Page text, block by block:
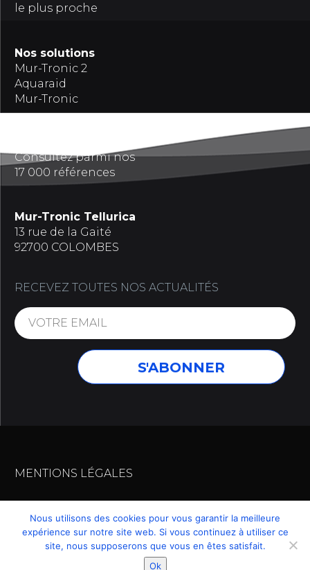
le plus proche
Nos solutions
Mur-Tronic 2
Aquaraid
Mur-Tronic
Consultez parmi nos
17 000 références
Mur-Tronic Tellurica
13 rue de la Gaité
92700 COLOMBES
RECEVEZ TOUTES NOS ACTUALITÉS
MENTIONS LÉGALES
© 2019 – MUR-TRONIC 2. TOUS DROITS RESERVES
Nous utilisons des cookies pour vous garantir la meilleure
expérience sur notre site web. Si vous continuez à utiliser ce
site, nous supposerons que vous en êtes satisfait.
Ok